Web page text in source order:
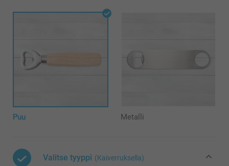
Puu Metalli
Valitse tyyppi (Kaiverruksella)